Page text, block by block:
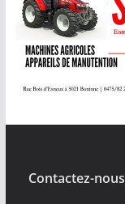
Contactez-nous